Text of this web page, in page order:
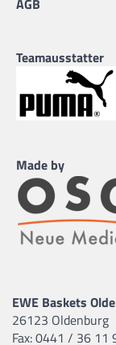
AGB
Teamausstatter
Made by
EWE Baskets
26123 Oldenburg
Fax: 0441 / 36 11